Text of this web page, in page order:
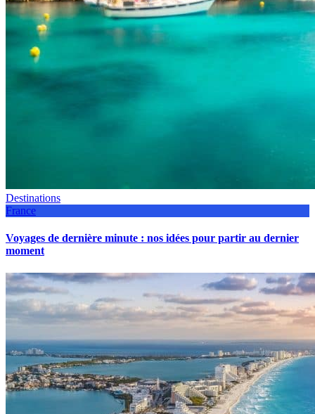
Destinations
France
Voyages de dernière minute : nos idées pour partir au dernier
moment